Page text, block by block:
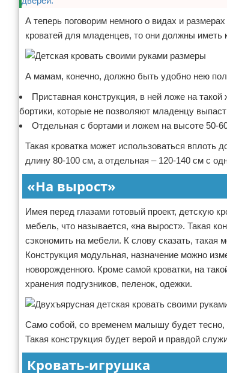
А теперь поговорим немного о видах и
кроватей для младенцев, то они должны
А мамам, конечно, должно быть удобно нею
Приставная конструкция, в ней ложе на
бортики, которые не позволяют младенцу
Отдельная с бортами и ложем на высоте 50-
Такая кроватка может использоваться вплоть
длину 80-100 см, а отдельная – 120-140 см с
«На вырост»
Имея перед глазами готовый проект, детскую
мебель, что называется, «на вырост». Такая
сэкономить на мебели. К слову сказать, такая
Конструкция модульная, назначение можно
новорожденного. Кроме самой кроватки, на
хранения подгузников, пеленок, одежки.
Само собой, со временем малышу будет тесно,
Такая конструкция будет верой и правдой
Кровать-игрушка